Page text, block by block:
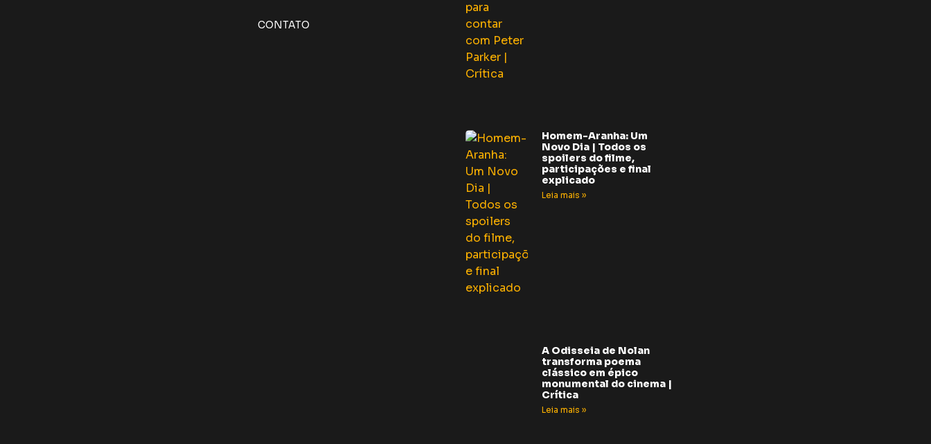
CONTATO
Homem-Aranha: Um
Novo Dia | Todos os
spoilers do filme,
participações e final
explicado
Leia mais »
A Odisseia de Nolan
transforma poema
clássico em épico
monumental do cinema |
Crítica
Leia mais »